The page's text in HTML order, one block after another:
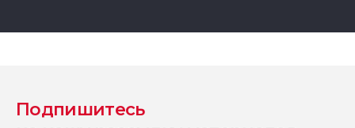
Подпишитесь